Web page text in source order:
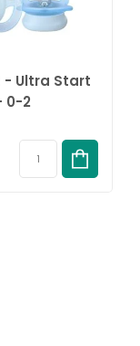
- Ultra Start
0-2
Blauw